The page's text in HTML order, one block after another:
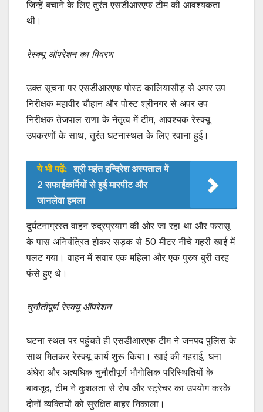
p o
k
जिन्हें बचाने के लिए तुरंत एसडीआरएफ टीम की आवश्यकता
थी।
रेस्क्यू ऑपरेशन का विवरण
उक्त सूचना पर एसडीआरएफ पोस्ट कालियासौड़ से अपर उप
निरीक्षक महावीर चौहान और पोस्ट श्रीनगर से अपर उप
निरीक्षक तेजपाल राणा के नेतृत्व में टीम, आवश्यक रेस्क्यू
उपकरणों के साथ, तुरंत घटनास्थल के लिए रवाना हुई।
ये भी पढ़ें: श्री महंत इन्दिरेश अस्पताल में
2 सफाईकर्मियों से हुई मारपीट और
जानलेवा हमला
दुर्घटनाग्रस्त वाहन रुद्रप्रयाग की ओर जा रहा था और फरासू
के पास अनियंत्रित होकर सड़क से 50 मीटर नीचे गहरी खाई में
पलट गया। वाहन में सवार एक महिला और एक पुरुष बुरी तरह
फंसे हुए थे।
चुनौतीपूर्ण रेस्क्यू ऑपरेशन
घटना स्थल पर पहुंचते ही एसडीआरएफ टीम ने जनपद पुलिस के
साथ मिलकर रेस्क्यू कार्य शुरू किया। खाई की गहराई, घना
अंधेरा और अत्यधिक चुनौतीपूर्ण भौगोलिक परिस्थितियों के
बावजूद, टीम ने कुशलता से रोप और स्ट्रेचर का उपयोग करके
दोनों व्यक्तियों को सुरक्षित बाहर निकाला।